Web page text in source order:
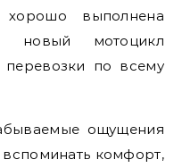
хорошо выполнена
новый мотоцикл
по всему
ощущения
вспоминать комфорт,